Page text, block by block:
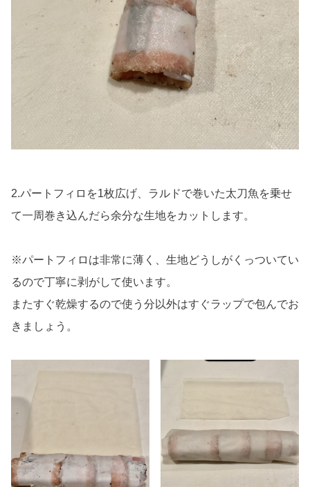
2.パートフィロを1枚広げ、ラルドで巻いた太刀魚を乗せ
て一周巻き込んだら余分な生地をカットします。
※パートフィロは非常に薄く、生地どうしがくっついてい
るので丁寧に剥がして使います。
またすぐ乾燥するので使う分以外はすぐラップで包んでお
きましょう。